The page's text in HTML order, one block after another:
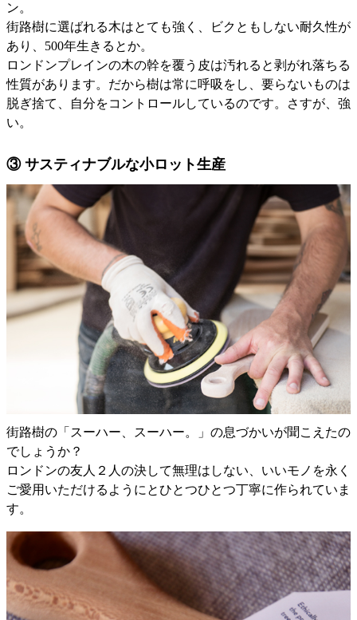
ン。
街路樹に選ばれる木はとても強く、ビクともしない耐久性が
あり、500年生きるとか。
ロンドンプレインの木の幹を覆う皮は汚れると剥がれ落ちる
性質があります。だから樹は常に呼吸をし、要らないものは
脱ぎ捨て、自分をコントロールしているのです。さすが、強
い。
③ サスティナブルな小ロット生産
街路樹の「スーハー、スーハー。」の息づかいが聞こえたの
でしょうか？
ロンドンの友人２人の決して無理はしない、いいモノを永く
ご愛用いただけるようにとひとつひとつ丁寧に作られていま
す。